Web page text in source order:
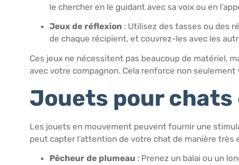
le chercher en le guidant avec sa voix ou en
Jeux de réflexion : Utilisez des tasses ou des
de chaque récipient, et couvrez-les avec les
Ces jeux ne nécessitent pas beaucoup de matériel,
avec votre compagnon. Cela renforce non
Jouets pour chats
Les jouets en mouvement peuvent fournir une
peut capter l’attention de votre chat de manière très
Pêcheur de plumeau : Prenez un balai ou un